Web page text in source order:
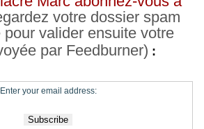
votre dossier spam
valider ensuite votre
par Feedburner) :
Enter your email address: